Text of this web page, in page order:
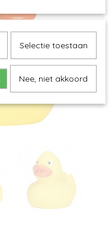
Selectie toestaan
Nee, niet akkoord